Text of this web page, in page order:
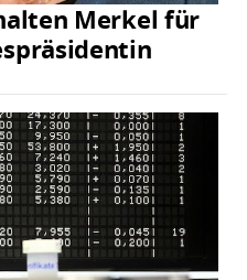
Merkel für